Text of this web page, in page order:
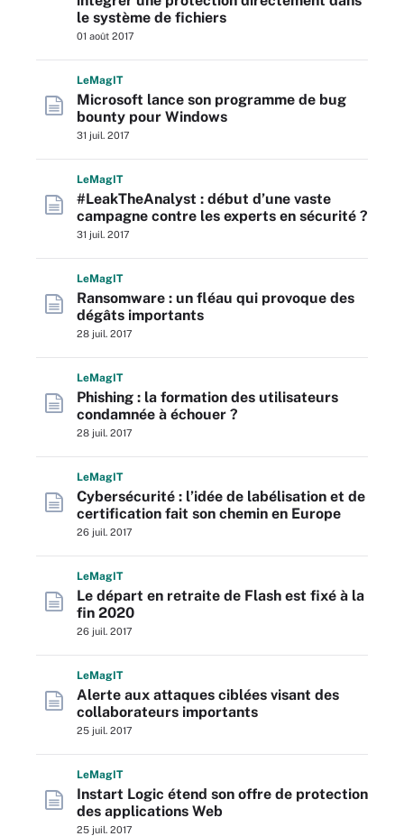
le système de fichiers
01 août 2017
LeMagIT
Microsoft lance son programme de bug
bounty pour Windows
31 juil. 2017
LeMagIT
#LeakTheAnalyst : début d’une vaste
campagne contre les experts en sécurité ?
31 juil. 2017
LeMagIT
Ransomware : un fléau qui provoque des
dégâts importants
28 juil. 2017
LeMagIT
Phishing : la formation des utilisateurs
condamnée à échouer ?
28 juil. 2017
LeMagIT
Cybersécurité : l’idée de labélisation et de
certification fait son chemin en Europe
26 juil. 2017
LeMagIT
Le départ en retraite de Flash est fixé à la
fin 2020
26 juil. 2017
LeMagIT
Alerte aux attaques ciblées visant des
collaborateurs importants
25 juil. 2017
LeMagIT
Instart Logic étend son offre de protection
des applications Web
25 juil. 2017